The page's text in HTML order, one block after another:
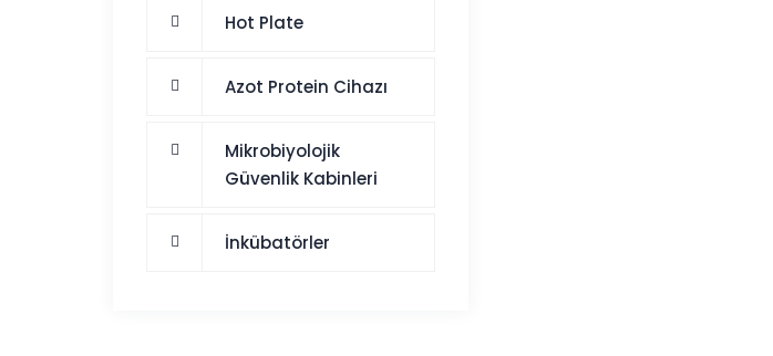
Hot Plate
Azot Protein Cihazı
Mikrobiyolojik
Güvenlik Kabinleri
İnkübatörler